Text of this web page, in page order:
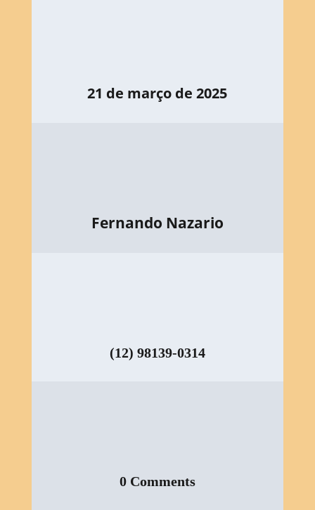
21 de março de 2025
Fernando Nazario
(12) 98139-0314
0 Comments